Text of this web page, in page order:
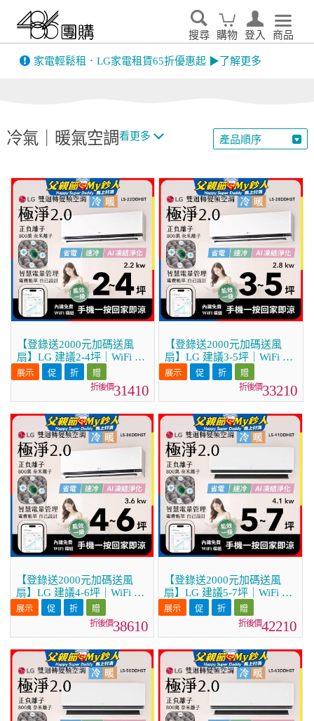
搜尋 購物 登入 商品
家電輕鬆租．LG家電租賃65折優惠起 ▶了解更多
冷氣｜暖氣空調看更多 產品順序
【登錄送2000元加碼送風
扇】LG 建議2-4坪｜WiFi 雙
迴轉變頻空調｜極淨2.0系列
｜AI 氣流 & 奈米離子 (LS-
31410
【登錄送2000元加碼送風
扇】LG 建議3-5坪｜WiFi 雙
迴轉變頻空調｜極淨2.0系列
｜AI 氣流 & 奈米離子 (LS-
33210
【登錄送2000元加碼送風
扇】LG 建議4-6坪｜WiFi 雙
迴轉變頻空調｜極淨2.0系列
｜AI 氣流 & 奈米離子 (LS-
38610
【登錄送2000元加碼送風
扇】LG 建議5-7坪｜WiFi 雙
迴轉變頻空調｜極淨2.0系列
｜AI 氣流 & 奈米離子 (LS-
42210